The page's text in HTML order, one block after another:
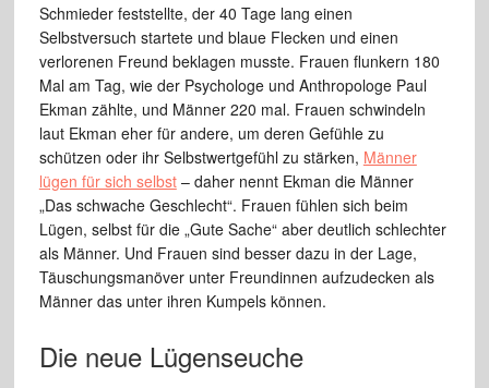
Schmieder feststellte, der 40 Tage lang einen
Selbstversuch startete und blaue Flecken und einen
verlorenen Freund beklagen musste. Frauen flunkern 180
Mal am Tag, wie der Psychologe und Anthropologe Paul
Ekman zählte, und Männer 220 mal. Frauen schwindeln
laut Ekman eher für andere, um deren Gefühle zu
schützen oder ihr Selbstwertgefühl zu stärken, Männer
lügen für sich selbst– daher nennt Ekman die Männer
„Das schwache Geschlecht“. Frauen fühlen sich beim
Lügen, selbst für die „Gute Sache“ aber deutlich schlechter
als Männer. Und Frauen sind besser dazu in der Lage,
Täuschungsmanöver unter Freundinnen aufzudecken als
Männer das unter ihren Kumpels können.
Die neue Lügenseuche